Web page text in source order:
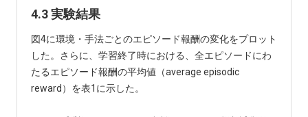
4.3 実験結果
図4に環境・手法ごとのエピソード報酬の変化をプロット
した。さらに、学習終了時における、全エピソードにわ
たるエピソード報酬の平均値（average episodic
reward）を表1に示した。